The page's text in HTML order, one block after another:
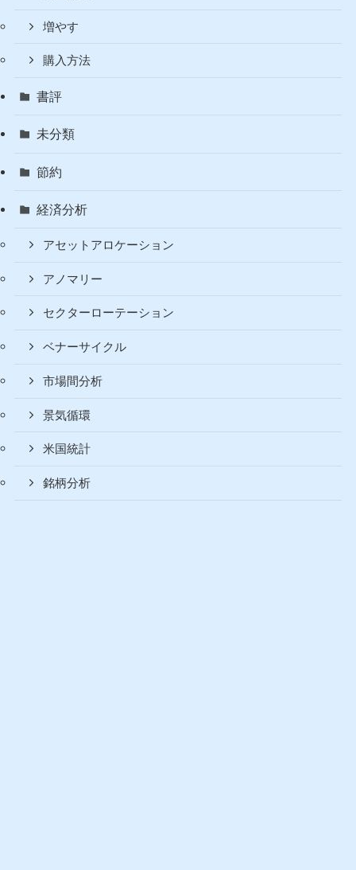
増やす
購入方法
書評
未分類
節約
経済分析
アセットアロケーション
アノマリー
セクターローテーション
ベナーサイクル
市場間分析
景気循環
米国統計
銘柄分析